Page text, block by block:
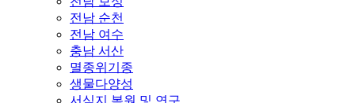
서식지 복원 및 연구
생물다양성
멸종위기종의 생물다양성을 보전하는 애기뿔
소똥구리 모니터링 및 연구 사업